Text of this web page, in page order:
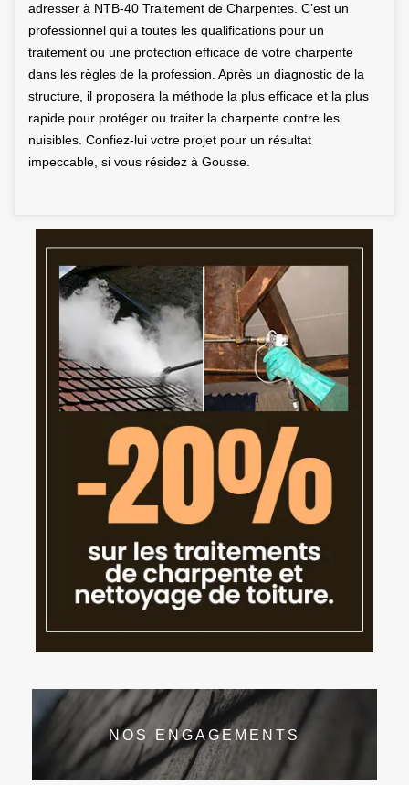
adresser à NTB-40 Traitement de Charpentes. C’est un
professionnel qui a toutes les qualifications pour un
traitement ou une protection efficace de votre charpente
dans les règles de la profession. Après un diagnostic de la
structure, il proposera la méthode la plus efficace et la plus
rapide pour protéger ou traiter la charpente contre les
nuisibles. Confiez-lui votre projet pour un résultat
impeccable, si vous résidez à Gousse.
NOS ENGAGEMENTS